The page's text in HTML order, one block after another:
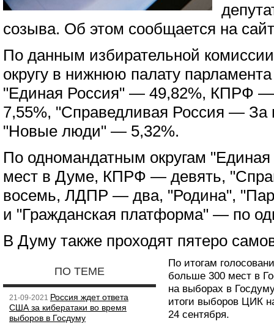
созыва. Об этом сообщается на
По данным избирательной
округу в нижнюю палату
"Единая Россия" — 49,82%, КПРФ
7,55%, "Справедливая Россия —
"Новые люди" — 5,32%.
По одномандатным округам "Единая
мест в Думе, КПРФ — девять,
восемь, ЛДПР — два, "Родина",
и "Гражданская платформа" — по
В Думу также проходят пятеро
ПО ТЕМЕ
21-09-2021 Россия ждет ответа
США за кибератаки во время
выборов в Госдуму
По итогам
больше 300 мест в
на выборах в
итоги выборов ЦИК
24 сентября.